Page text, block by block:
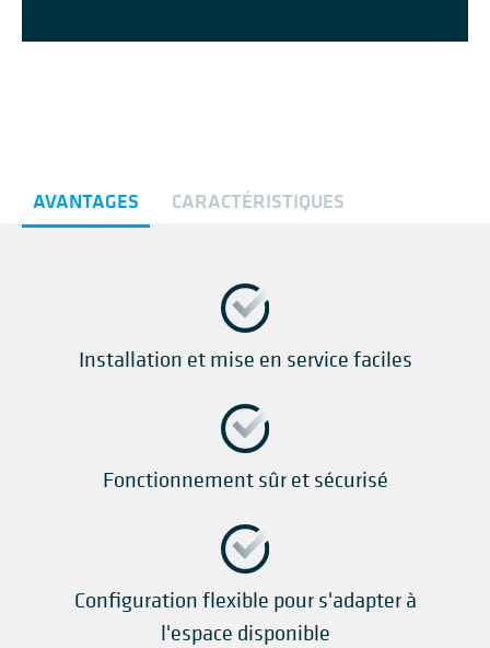
AVANTAGES CARACTÉRISTIQUES
Installation et mise en service faciles
Fonctionnement sûr et sécurisé
Configuration flexible pour s'adapter à
l'espace disponible